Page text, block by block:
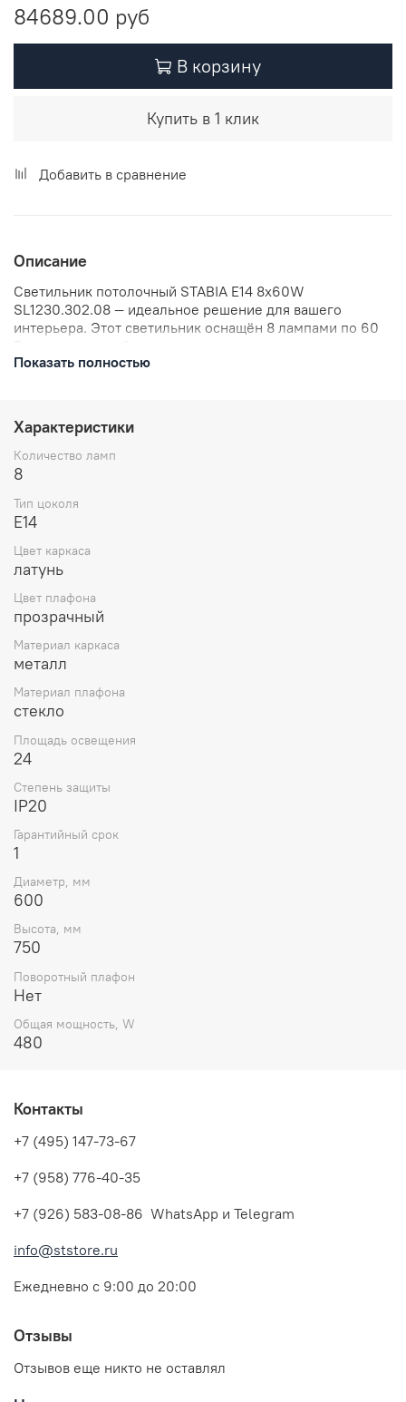
84689.00 руб
В корзину
Купить в 1 клик
Добавить в сравнение
Описание
Светильник потолочный STABIA E14 8х60W
SL1230.302.08 — идеальное решение для вашего
интерьера. Этот светильник оснащён 8 лампами по 60
освещение. Благодаря своей конструкции, он станет
делают этот потолочный светильник удобным в
использовании. Артикул: SL1230.302.08.
Показать полностью
Характеристики
Количество ламп
8
Тип цоколя
E14
Цвет каркаса
латунь
Цвет плафона
прозрачный
Материал каркаса
металл
Материал плафона
стекло
Площадь освещения
24
Степень защиты
IP20
Гарантийный срок
1
Диаметр, мм
600
Высота, мм
750
Поворотный плафон
Нет
Общая мощность, W
480
Контакты
+7 (495) 147-73-67
+7 (958) 776-40-35
+7 (926) 583-08-86 WhatsApp и Telegram
info@ststore.ru
Ежедневно с 9:00 до 20:00
Отзывы
Отзывов еще никто не оставлял